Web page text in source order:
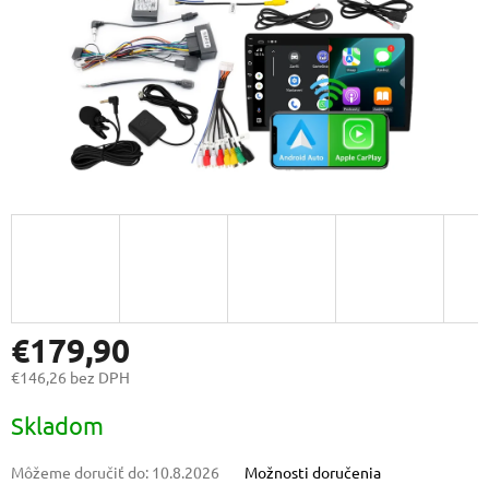
€179,90
€146,26 bez DPH
cena:
Skladom
Môžeme doručiť do: 10.8.2026 Možnosti doručenia